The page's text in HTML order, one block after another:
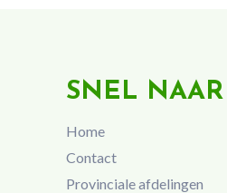
SNEL NAAR
Home
Contact
Provinciale afdelingen